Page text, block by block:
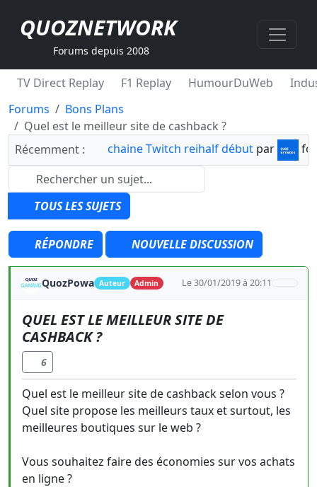
QUOZNETWORK
Forums depuis 2008
TV Direct Replay F1 Replay HumourDuWeb
Forums
Bons Plans
Quel est le meilleur site de cashback ?
Récemment :
chaine Twitch reihalf début par
TOUS LES SUJETS
RÉPONDRE NOUVELLE DISCUSSION
QuozPowa Auteur Admin Le 30/01/2019 à 20:11
QUEL EST LE MEILLEUR SITE DE
CASHBACK ?
6
Quel est le meilleur site de cashback selon vous ?
Quel site propose les meilleurs taux et surtout, les
meilleures boutiques sur le web ?
Vous souhaitez faire des économies sur vos achats
en ligne ?